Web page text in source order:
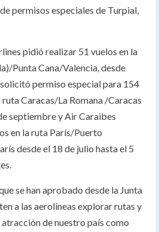
permisos especiales de Turpial,
pidió realizar 51 vuelos en la
Punta Cana/Valencia, desde
permiso especial para 154
Caracas/La Romana /Caracas
septiembre y Air Caraibes
en la ruta París/Puerto
desde el 18 de julio hasta el 5
se han aprobado desde la Junta
a las aerolíneas explorar rutas y
de nuestro país como